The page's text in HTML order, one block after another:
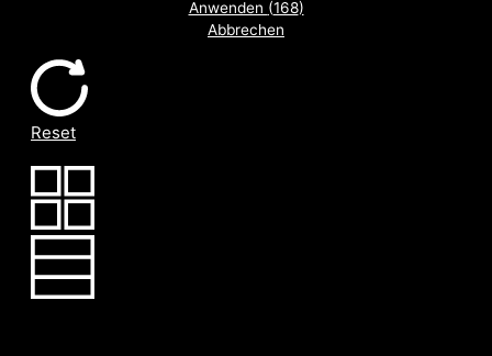
Anwenden (168)
Abbrechen
Reset